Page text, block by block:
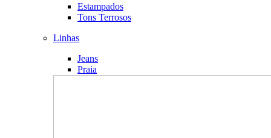
Estampados
Tons Terrosos
Linhas
Jeans
Praia